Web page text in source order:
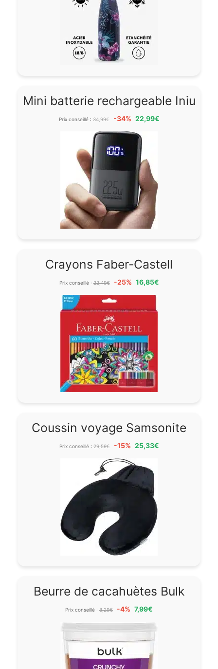
Mini batterie rechargeable Iniu
Prix conseillé :34,99€ -34% 22,99€
Crayons Faber-Castell
Prix conseillé :22,49€ -25% 16,85€
Coussin voyage Samsonite
Prix conseillé :29,59€ -15% 25,33€
Beurre de cacahuètes Bulk
Prix conseillé : 8,29€ -4% 7,99€